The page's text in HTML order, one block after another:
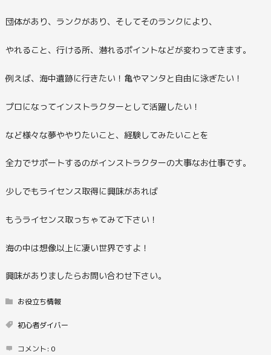
団体があり、ランクがあり、そしてそのランクにより、
やれること、行ける所、潜れるポイントなどが変わってきます。
例えば、海中遺跡に行きたい！亀やマンタと自由に泳ぎたい！
プロになってインストラクターとして活躍したい！
など様々な夢ややりたいこと、経験してみたいことを
全力でサポートするのがインストラクターの大事なお仕事です。
少しでもライセンス取得に興味があれば
もうライセンス取っちゃてみて下さい！
海の中は想像以上に凄い世界ですよ！
興味がありましたらお問い合わせ下さい。
お役立ち情報
初心者ダイバー
コメント: 0